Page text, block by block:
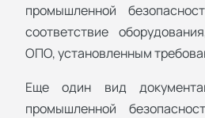
промышленной
соответствие
ОПО, установленным
Еще один вид
промышленной